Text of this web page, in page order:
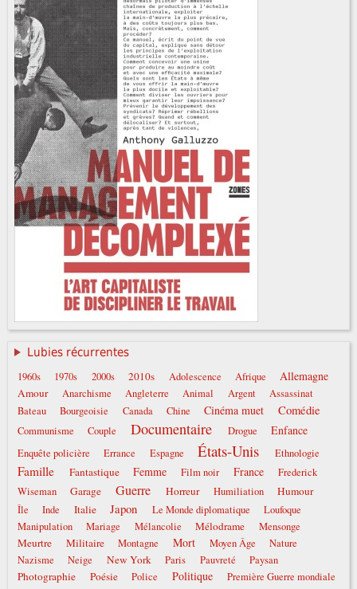
Lubies récurrentes
1960s 1970s 2000s 2010s Adolescence Afrique Allemagne
Amour Anarchisme Angleterre Animal Argent
Assassinat
Bateau
Bourgeoisie Canada Chine Cinéma muet Comédie
Communisme Couple Documentaire Drogue Enfance
Enquête policière Errance Espagne États-Unis Ethnologie
Famille Fantastique Femme Film noir France
Frederick
Wiseman
Garage Guerre Horreur Humiliation Humour
Île Inde Italie Japon Le Monde diplomatique
Loufoque
Manipulation
Mariage Mélancolie Mélodrame Mensonge
Meurtre Militaire Montagne Mort Moyen Âge
Nature
Nazisme
Neige New York Paris Pauvreté Paysan
Photographie Poésie Police Politique Première Guerre mondiale